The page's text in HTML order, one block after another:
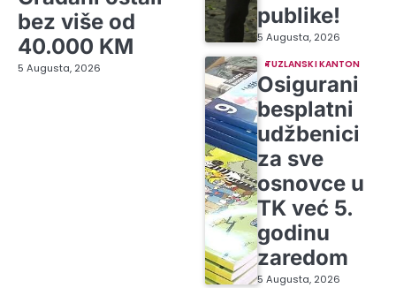
bez više od
40.000 KM
5 Augusta, 2026
publike!
5 Augusta, 2026
TUZLANSKI KANTON
Osigurani
besplatni
udžbenici
za sve
osnovce u
TK već 5.
godinu
zaredom
5 Augusta, 2026